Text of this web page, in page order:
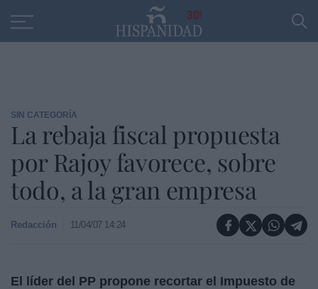
30
SIN CATEGORÍA
La rebaja fiscal propuesta
por Rajoy favorece, sobre
todo, a la gran empresa
Redacción 11/04/07 14:24
El líder del PP propone recortar el Impuesto de